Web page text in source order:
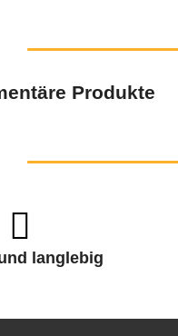
Produkte
langlebig